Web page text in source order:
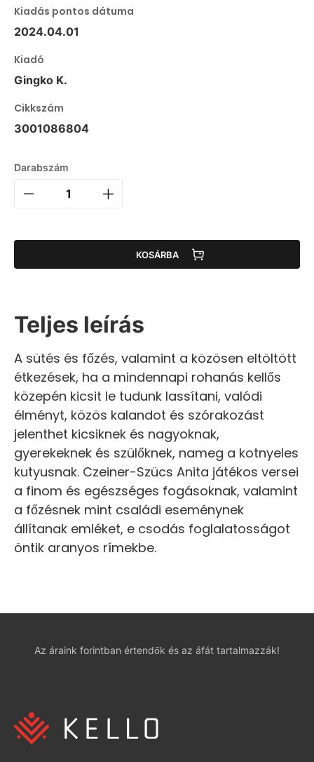
Kiadás pontos dátuma
2024.04.01
Kiadó
Gingko K.
Cikkszám
3001086804
Darabszám
KOSÁRBA
Teljes leírás
A sütés és főzés, valamint a közösen eltöltött
étkezések, ha a mindennapi rohanás kellős
közepén kicsit le tudunk lassítani, valódi
élményt, közös kalandot és szórakozást
jelenthet kicsiknek és nagyoknak,
gyerekeknek és szülőknek, nameg a kotnyeles
kutyusnak. Czeiner-Szücs Anita játékos versei
a finom és egészséges fogásoknak, valamint
a főzésnek mint családi eseménynek
állítanak emléket, e csodás foglalatosságot
öntik aranyos rímekbe.
Az áraink forintban értendők és az áfát tartalmazzák!